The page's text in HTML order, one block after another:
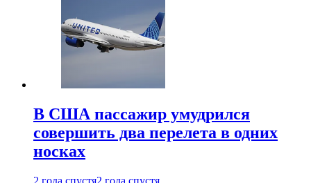
В США пассажир умудрился
совершить два перелета в одних
носках
2 года спустя2 года спустя